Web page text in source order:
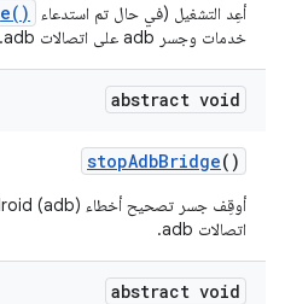
أعِد التشغيل (في حال تم استدعاء
خدمات وجسر adb على اتصالات adb.
abstract void
stopAdbBridge()
اتصالات adb.
abstract void